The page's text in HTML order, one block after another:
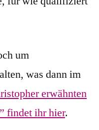
um
was dann im
erwähnten
findet ihr hier.